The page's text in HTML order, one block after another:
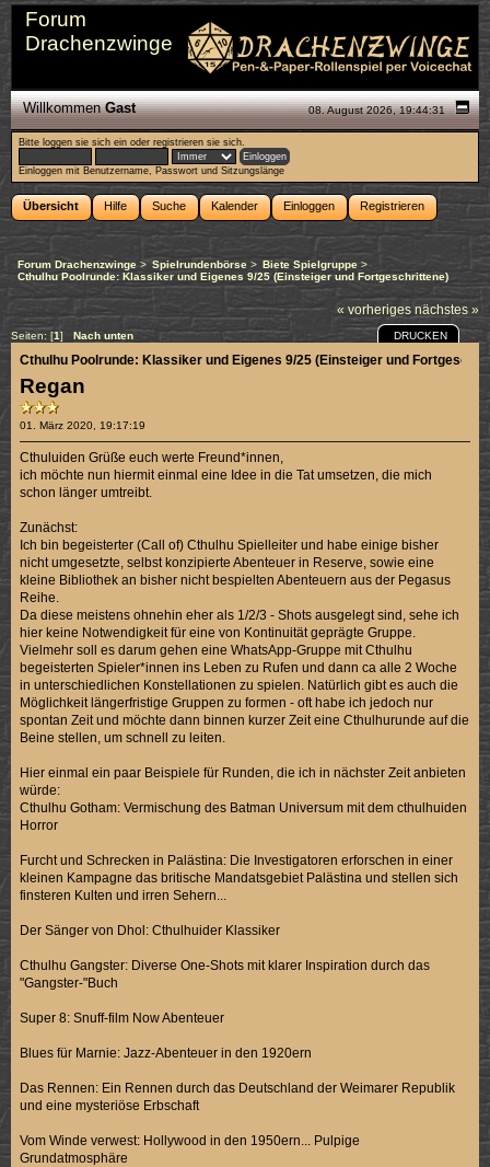
Forum
Drachenzwinge
08. August 2026, 19:44:31
WillkommenGast
Bitte loggen sie sich ein oderregistrieren sie sich.
Einloggen mit Benutzername, Passwort und Sitzungslänge
Übersicht Hilfe Suche Kalender Einloggen Registrieren
Forum Drachenzwinge > Spielrundenbörse> Biete Spielgruppe>
Cthulhu Poolrunde: Klassiker und Eigenes 9/25 (Einsteiger und Fortgeschrittene)
« vorheriges nächstes »
Seiten: [1] Nach unten DRUCKEN
Regan
01. März 2020, 19:17:19
Cthulhu Poolrunde: Klassiker und Eigenes 9/25 (Einsteiger und
Cthuluiden Grüße euch werte Freund*innen,
ich möchte nun hiermit einmal eine Idee in die Tat umsetzen, die mich
schon länger umtreibt.
Zunächst:
Ich bin begeisterter (Call of) Cthulhu Spielleiter und habe einige bisher
nicht umgesetzte, selbst konzipierte Abenteuer in Reserve, sowie eine
kleine Bibliothek an bisher nicht bespielten Abenteuern aus der Pegasus
Reihe.
Da diese meistens ohnehin eher als 1/2/3 - Shots ausgelegt sind, sehe ich
hier keine Notwendigkeit für eine von Kontinuität geprägte Gruppe.
Vielmehr soll es darum gehen eine WhatsApp-Gruppe mit Cthulhu
begeisterten Spieler*innen ins Leben zu Rufen und dann ca alle 2 Woche
in unterschiedlichen Konstellationen zu spielen. Natürlich gibt es auch die
Möglichkeit längerfristige Gruppen zu formen - oft habe ich jedoch nur
spontan Zeit und möchte dann binnen kurzer Zeit eine Cthulhurunde auf die
Beine stellen, um schnell zu leiten.
Hier einmal ein paar Beispiele für Runden, die ich in nächster Zeit anbieten
würde:
Cthulhu Gotham: Vermischung des Batman Universum mit dem cthulhuiden
Horror
Furcht und Schrecken in Palästina: Die Investigatoren erforschen in einer
kleinen Kampagne das britische Mandatsgebiet Palästina und stellen sich
finsteren Kulten und irren Sehern...
Der Sänger von Dhol: Cthulhuider Klassiker
Cthulhu Gangster: Diverse One-Shots mit klarer Inspiration durch das
"Gangster-"Buch
Super 8: Snuff-film Now Abenteuer
Blues für Marnie: Jazz-Abenteuer in den 1920ern
Das Rennen: Ein Rennen durch das Deutschland der Weimarer Republik
und eine mysteriöse Erbschaft
Vom Winde verwest: Hollywood in den 1950ern... Pulpige
Grundatmosphäre